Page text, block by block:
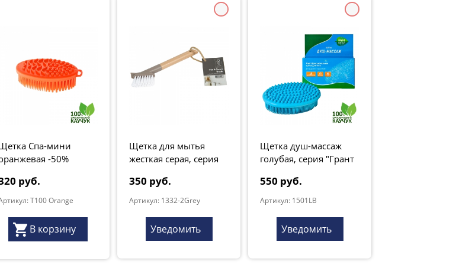
Спа-мини
-50%
руб.
T100 Orange
В корзину
Щетка для мытья
жесткая серая, серия
350 руб.
Артикул: 1332-2Grey
Уведомить
Щетка душ-массаж
голубая, серия "Грант
550 руб.
Артикул: 1501LB
Уведомить